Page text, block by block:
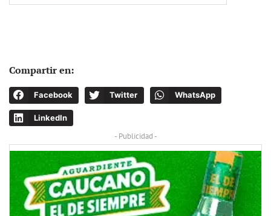
Compartir en:
Facebook Twitter WhatsApp
LinkedIn
- Publicidad -